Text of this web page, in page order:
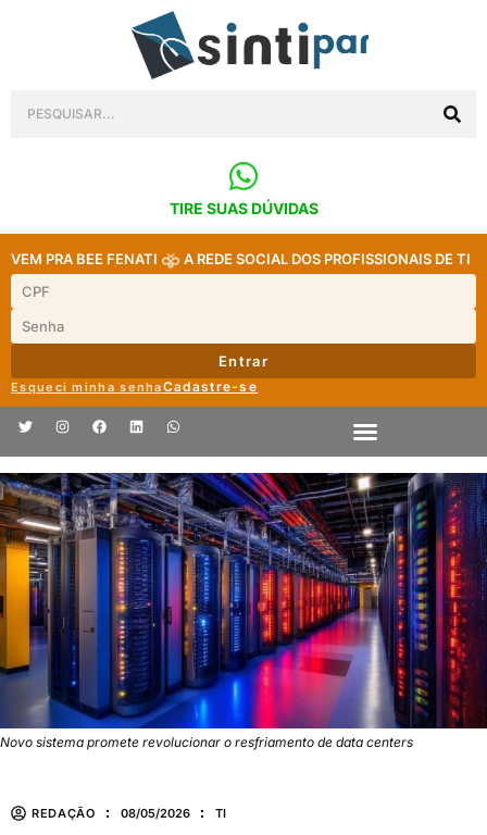
TIRE SUAS DÚVIDAS
VEM PRA BEE FENATI A REDE SOCIAL DOS PROFISSIONAIS DE TI
Entrar
Esqueci minha senhaCadastre-se
Novo sistema promete revolucionar o resfriamento de data centers
REDAÇÃO 08/05/2026 TI